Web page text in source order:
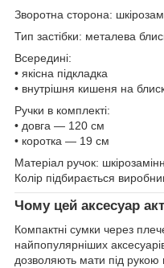
Зворотна сторона:
Тип застібки: металева
Всередині:
• якісна підкладка
• внутрішня кишеня на
Ручки в комплекті:
• довга — 120 см
• коротка — 19 см
Матеріал ручок:
Колір підбирається
Чому цей аксесуар
Компактні сумки через
найпопулярніших
дозволяють мати під рукою